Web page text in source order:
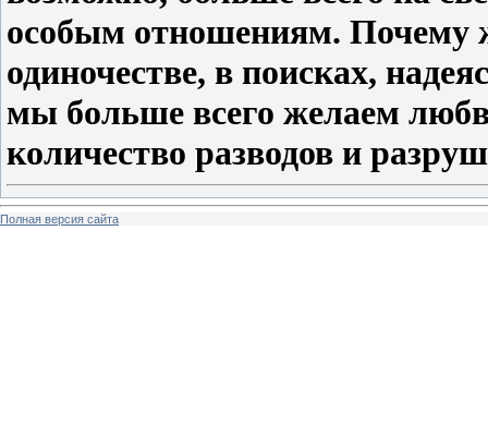
особым отношениям. Почему
одиночестве, в поисках,
мы больше всего желаем
количество разводов и
Полная версия сайта